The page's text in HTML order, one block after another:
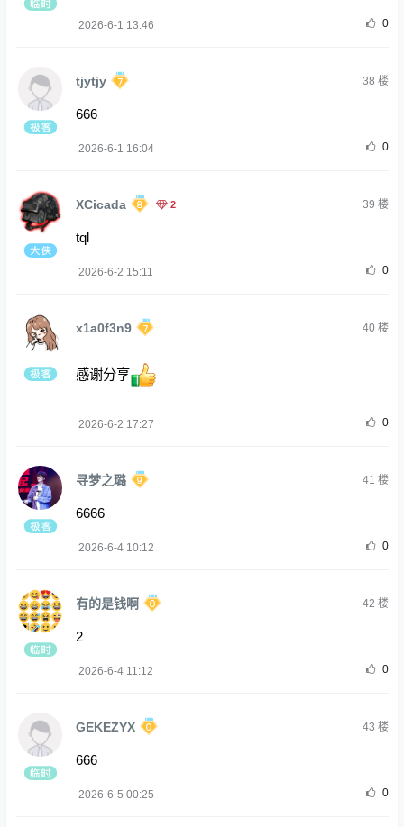
2026-6-1 13:46 0
tjytjy 38 楼
666
2026-6-1 16:04 0
XCicada 2 39 楼
tql
2026-6-2 15:11 0
x1a0f3n9 40楼
感谢分享
2026-6-2 17:27 0
寻梦之璐 41 楼
6666
2026-6-4 10:12 0
有的是钱啊 42 楼
2
2026-6-4 11:12 0
GEKEZYX 43 楼
666
2026-6-5 00:25 0